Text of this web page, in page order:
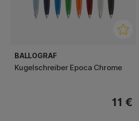
BALLOGRAF
Kugelschreiber Epoca Chrome
11 €